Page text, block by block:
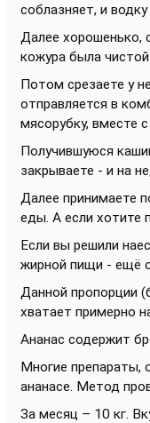
соблазняет, и
Далее хорошенько,
кожура была
Потом срезаете у
отправляется в
мясорубку, вместе
Получившуюся
закрываете - и на
Далее принимаете
еды. А если хотите
Если вы решили
жирной пищи - ещё
Данной пропорции
хватает примерно
Ананас содержит
Многие препараты,
ананасе. Метод
За месяц – 10 кг.